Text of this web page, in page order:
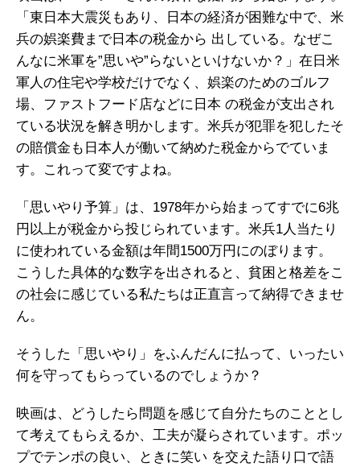
「東日本大震災もあり、日本の経済が困難な中で、米
兵の娯楽費まで日本の税金から 出している。なぜこ
んなに米軍を”思いや”らないといけないか？」在日米
軍人の住宅や学校だけでなく、娯楽のためのゴルフ
場、ファストフード店などに日本 の税金が支出され
ている状況を解き明かします。米兵が犯罪を犯したそ
の賠償金も日本人が働いて納めた税金からでていま
す。これって変ですよね。
「思いやり予算」は、1978年から始まってすでに6兆
円以上が税金から投じられています。米兵1人当たり
に使われている金額は年間1500万円にのぼります。
こうした具体的な数字を出されると、貧困と格差をこ
の社会に感じている私たちは正直言って納得できませ
ん。
そうした「思いやり」をふんだんに払って、いったい
何を守ってもらっているのでしょうか？
映画は、どうしたら問題を感じて自分たちのこととし
て考えてもらえるか、工夫が凝らされています。ポッ
プでテンポの良い、ときに笑い を交えた語り口で語